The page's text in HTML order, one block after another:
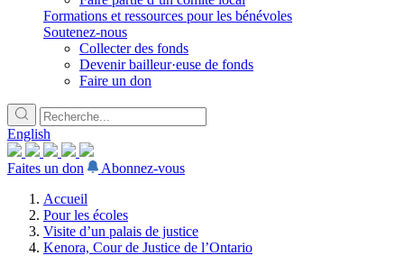
Formations et ressources pour les bénévoles
Soutenez-nous
Collecter des fonds
Devenir bailleur·euse de fonds
Faire un don
English
Faites un don
Abonnez-vous
Accueil
Pour les écoles
Visite d’un palais de justice
Kenora, Cour de Justice de l’Ontario